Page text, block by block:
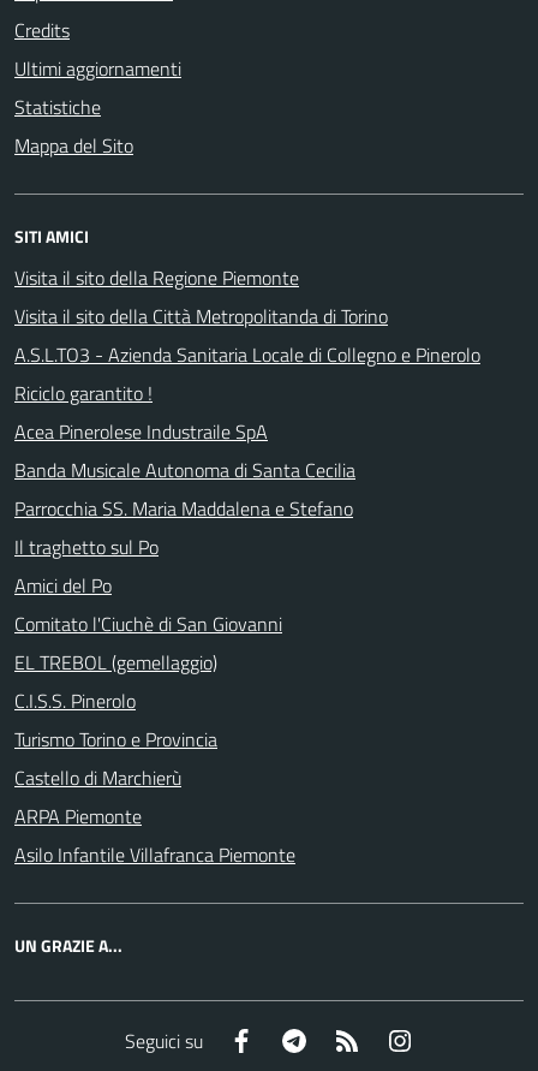
Credits
Ultimi aggiornamenti
Statistiche
Mappa del Sito
SITI AMICI
Visita il sito della Regione Piemonte
Visita il sito della Città Metropolitanda di Torino
A.S.L.TO3 - Azienda Sanitaria Locale di Collegno e Pinerolo
Riciclo garantito !
Acea Pinerolese Industraile SpA
Banda Musicale Autonoma di Santa Cecilia
Parrocchia SS. Maria Maddalena e Stefano
Il traghetto sul Po
Amici del Po
Comitato l'Ciuchè di San Giovanni
EL TREBOL (gemellaggio)
C.I.S.S. Pinerolo
Turismo Torino e Provincia
Castello di Marchierù
ARPA Piemonte
Asilo Infantile Villafranca Piemonte
UN GRAZIE A...
Seguici su Facebook Telegram RSS